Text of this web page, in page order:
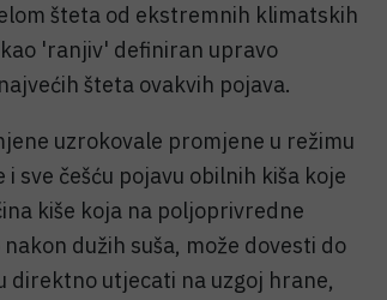
šteta od ekstremnih klimatskih
'ranjiv' definiran upravo
šteta ovakvih pojava.
uzrokovale promjene u režimu
sve češću pojavu obilnih kiša koje
kiše koja na poljoprivredne
dužih suša, može dovesti do
direktno utjecati na uzgoj hrane,